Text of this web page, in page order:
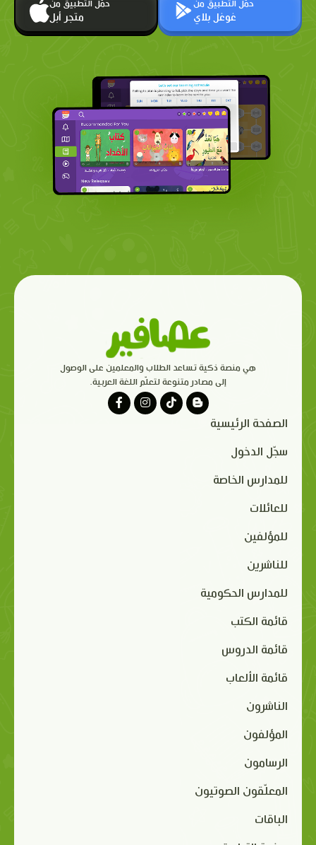
حمّل التطبيق من
متجر أبل
حمّل التطبيق من
غوغل بلاي
هي منصة ذكية تساعد الطلاب والمعلمين على الوصول
إلى مصادر متنوعة لتعلّم اللغة العربية.
الصفحة الرئيسية
سجّل الدخول
للمدارس الخاصة
للعائلات
للمؤلفين
للناشرين
للمدارس الحكومية
قائمة الكتب
قائمة الدروس
قائمة الألعاب
الناشرون
المؤلفون
الرسامون
المعلّقون الصوتيون
الباقات